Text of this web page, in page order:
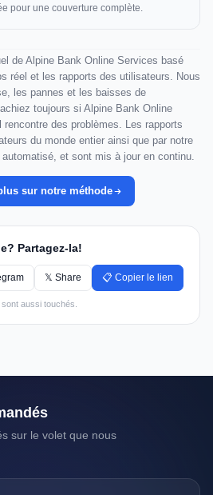
pour une couverture complète.
de Alpine Bank Online Services basé
réel et les rapports des utilisateurs. Nous
les pannes et les baisses de
toujours si Alpine Bank Online
des problèmes. Les rapports
du monde entier ainsi que par notre
et sont mis à jour en continu.
sur notre méthode
Partagez-la!
𝕏 Share 📋 Copier le lien
aussi touchés.
sur le volet que nous